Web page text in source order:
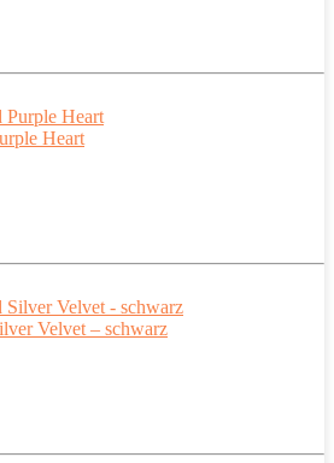
Heart
Velvet – schwarz